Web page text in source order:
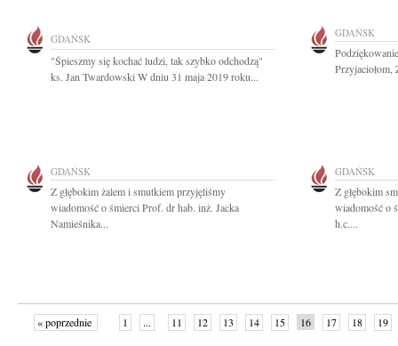
GDAŃSK
"Śpieszmy się kochać ludzi, tak szybko odchodzą"
ks. Jan Twardowski W dniu 31 maja 2019 roku...
GDAŃSK
GDAŃSK
Z głębokim żalem i smutkiem przyjęliśmy
wiadomość o śmierci Prof. dr hab. inż. Jacka
Namieśnika...
GDAŃSK
Z głębokim
wiadomość o
h.c....
« poprzednie 1 ... 11 12 13 14 15 16 17 18
19